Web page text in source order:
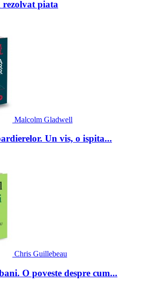
rezolvat piata
Malcolm Gladwell
Un vis, o ispita...
Chris Guillebeau
O poveste despre cum...